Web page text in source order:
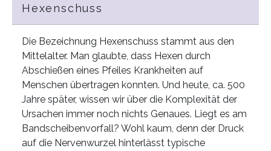
Hexenschuss
Die Bezeichnung Hexenschuss stammt aus den
Mittelalter. Man glaubte, dass Hexen durch
Abschießen eines Pfeiles Krankheiten auf
Menschen übertragen konnten. Und heute, ca. 500
Jahre später, wissen wir über die Komplexität der
Ursachen immer noch nichts Genaues. Liegt es am
Bandscheibenvorfall? Wohl kaum, denn der Druck
auf die Nervenwurzel hinterlässt typische